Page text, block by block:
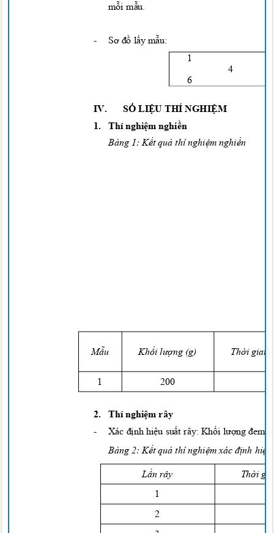
-
mỗi mẫu.
Sơ đồ lấy mẫu:
1
6
4
IV. SỐ LIỆUTHÍNGHIỆM
1. Thí nghiệm nghiền
Bảng 1:Kết quảthínghiệm nghiền
Mẫu Khối lượng (g) Thời gian
1 200
2. Thí nghiệmrây
- Xác định hiệu suấtrây:Khối lượng đem
Bảng 2:Kết quảthínghiệmxácđịnh
Lầnrây Thời
1
2